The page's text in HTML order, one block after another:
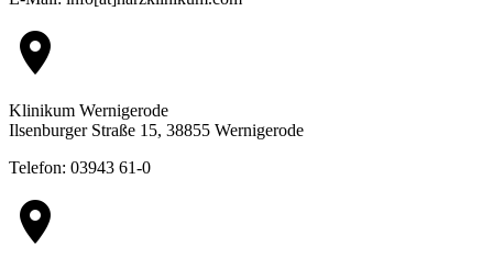
location_on
Klinikum Wernigerode
Ilsenburger Straße 15, 38855 Wernigerode
Telefon: 03943 61-0
location_on